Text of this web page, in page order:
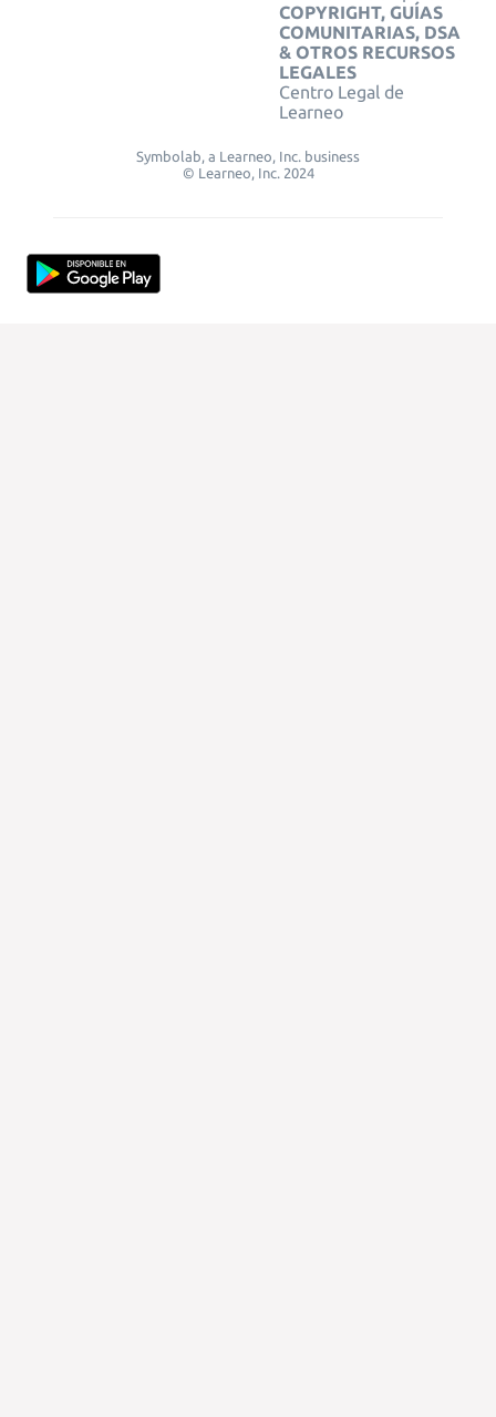
COPYRIGHT, GUÍAS
COMUNITARIAS, DSA
& OTROS RECURSOS
LEGALES
Centro Legal de
Learneo
Symbolab, a Learneo, Inc. business
© Learneo, Inc. 2024